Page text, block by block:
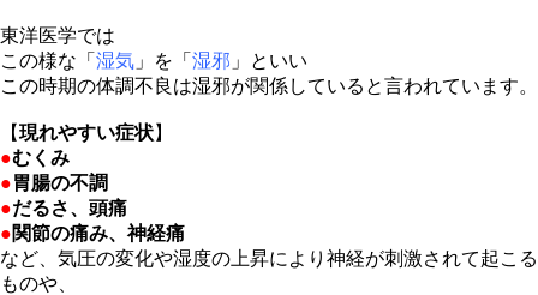
東洋医学では
この様な「 湿気 」を「 湿邪 」といい
この時期の体調不良は湿邪が関係していると言われています。
【現れやすい症状】
●むくみ
●胃腸の不調
●だるさ、頭痛
●関節の痛み、神経痛
など、気圧の変化や湿度の上昇により神経が刺激されて起こる
ものや、